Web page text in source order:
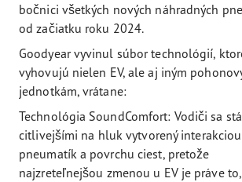
bočnici všetkých nových náhradných
od začiatku roku 2024.
Goodyear vyvinul súbor technológií,
vyhovujú nielen EV, ale aj iným
jednotkám, vrátane:
Technológia SoundComfort: Vodiči sa
citlivejšími na hluk vytvorený interakciou
pneumatík a povrchu ciest, pretože
najzreteľnejšou zmenou u EV je práve